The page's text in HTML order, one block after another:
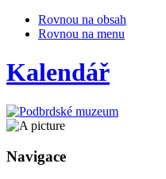
Rovnou na obsah
Rovnou na menu
Kalendář
Navigace